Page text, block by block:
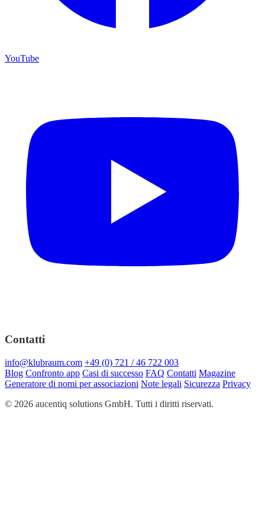
YouTube
Contatti
info@klubraum.com +49 (0) 721 / 46 722 003
Blog Confronto app Casi di successo FAQ Contatti Magazine
Generatore di nomi per associazioni Note legali Sicurezza Privacy
© 2026 aucentiq solutions GmbH. Tutti i diritti riservati.